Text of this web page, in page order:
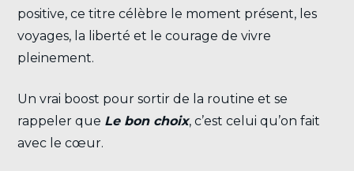
positive, ce titre célèbre le moment présent, les
voyages, la liberté et le courage de vivre
pleinement.
Un vrai boost pour sortir de la routine et se
rappeler que Le bon choix, c’est celui qu’on fait
avec le cœur.